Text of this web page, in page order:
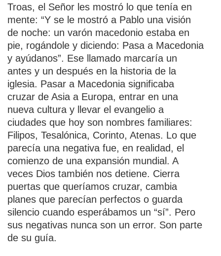
Troas, el Señor les mostró lo que tenía en
mente: “Y se le mostró a Pablo una visión
de noche: un varón macedonio estaba en
pie, rogándole y diciendo: Pasa a Macedonia
y ayúdanos”. Ese llamado marcaría un
antes y un después en la historia de la
iglesia. Pasar a Macedonia significaba
cruzar de Asia a Europa, entrar en una
nueva cultura y llevar el evangelio a
ciudades que hoy son nombres familiares:
Filipos, Tesalónica, Corinto, Atenas. Lo que
parecía una negativa fue, en realidad, el
comienzo de una expansión mundial. A
veces Dios también nos detiene. Cierra
puertas que queríamos cruzar, cambia
planes que parecían perfectos o guarda
silencio cuando esperábamos un “sí”. Pero
sus negativas nunca son un error. Son parte
de su guía.